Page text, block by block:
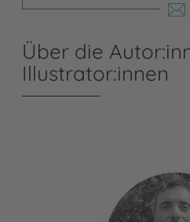
Über die
Illustrator:innen